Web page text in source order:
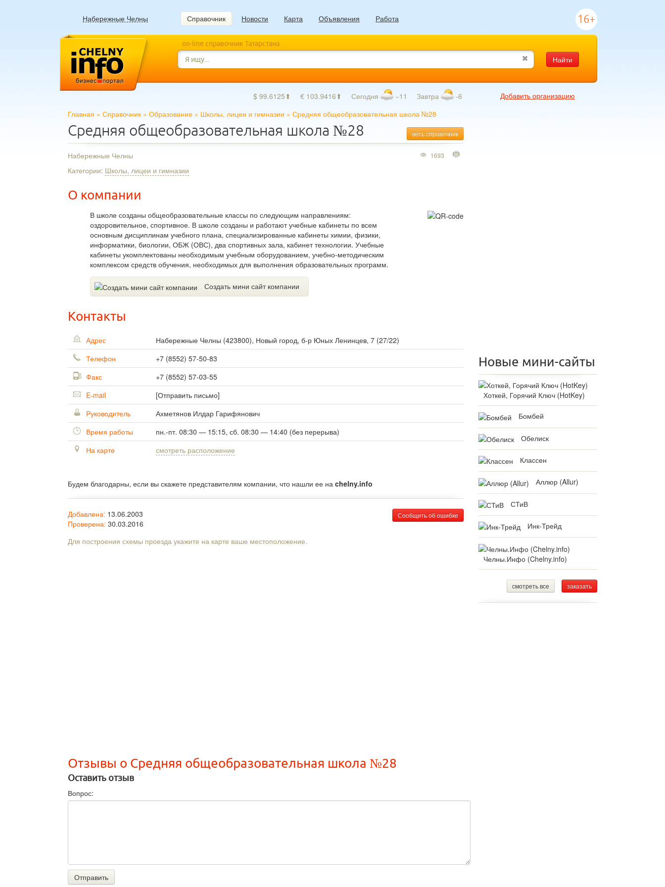
Набережные Челны Справочник Новости Карта Объявления Работа 16+
on-line справочник Татарстана
Найти
$ 99.6125⬆ € 103.9416⬆ Сегодня −11 Завтра -6
Добавить организацию
Главная » Справочник » Образование » Школы, лицеи и гимназии » Средняя общеобразовательная школа №28
весь справочник
Средняя общеобразовательная школа №28
Набережные Челны
Категории: Школы, лицеи и гимназии
О компании
В школе созданы общеобразовательные классы по следующим направлениям:
оздоровительное, спортивное. В школе созданы и работают учебные кабинеты по всем
основным дисциплинам учебного плана, специализированные кабинеты химии, физики,
информатики, биологии, ОБЖ (ОВС), два спортивных зала, кабинет технологии. Учебные
кабинеты укомплектованы необходимым учебным оборудованием, учебно-методическим
комплексом средств обучения, необходимых для выполнения образовательных программ.
Создать мини сайт компании
1693
Контакты
Адрес Набережные Челны (423800), Новый город, б-р Юных Ленинцев, 7 (27/22)
Телефон
+7 (8552) 57-50-83
Факс
+7 (8552) 57-03-55
E-mail
[Отправить письмо]
Руководитель
Ахметянов Илдар Гарифянович
Время работы
пн.-пт. 08:30 — 15:15, сб. 08:30 — 14:40 (без перерыва)
На карте
смотреть расположение
Будем благодарны, если вы скажете представителям компании, что нашли ее на chelny.info
Сообщить об ошибке
Добавлена: 13.06.2003
Проверена: 30.03.2016
Для построения схемы проезда укажите на карте ваше местоположение.
Отзывы о Средняя общеобразовательная школа №28
Оставить отзыв
Вопрос:
Отправить
Новые мини-сайты
Хоткей, Горячий Ключ (HotKey)
Бомбей
Обелиск
Классен
Аллюр (Allur)
СТиВ
Инк-Трейд
Челны.Инфо (Chelny.info)
смотреть все заказать